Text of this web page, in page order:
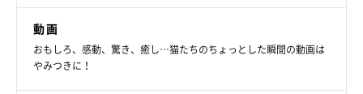
動画
おもしろ、感動、驚き、癒し…猫たちのちょっとした瞬間の動画は
やみつきに！